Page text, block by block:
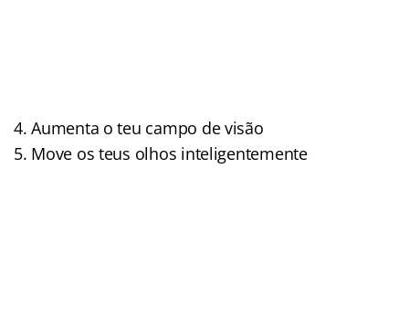
4. Aumenta o teu campo de visão
5. Move os teus olhos inteligentemente